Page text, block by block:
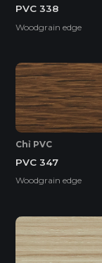
PVC 338
Woodgrain edge
Chỉ PVC
PVC 347
Woodgrain edge